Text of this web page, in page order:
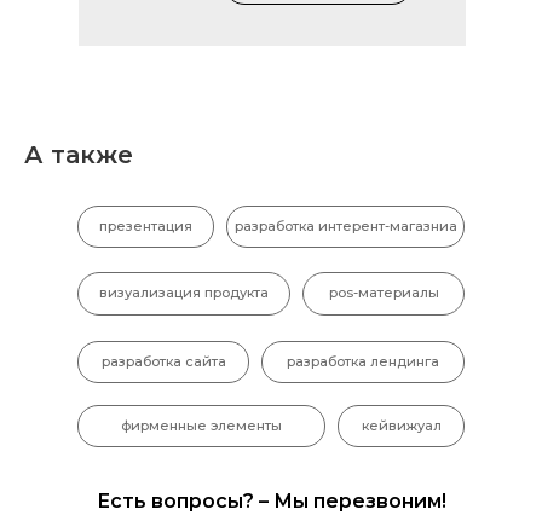
А также
Есть вопросы? – Мы перезвоним!
pos-материалы
разработка сайта
разработка интерент-магазниа
разработка лендинга
презентация
визуализация продукта
фирменные элементы кейвижуал